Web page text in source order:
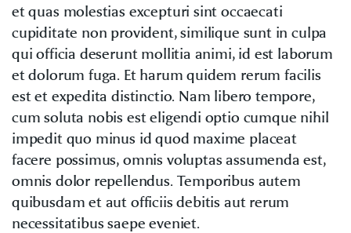
et quas molestias excepturi sint occaecati
cupiditate non provident, similique sunt in culpa
qui officia deserunt mollitia animi, id est laborum
et dolorum fuga. Et harum quidem rerum facilis
est et expedita distinctio. Nam libero tempore,
cum soluta nobis est eligendi optio cumque nihil
impedit quo minus id quod maxime placeat
facere possimus, omnis voluptas assumenda est,
omnis dolor repellendus. Temporibus autem
quibusdam et aut officiis debitis aut rerum
necessitatibus saepe eveniet.